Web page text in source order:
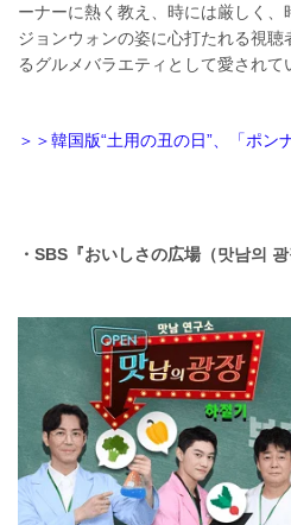
ーナーに熱く教え、時には厳しく、
ジョンウォンの姿に心打たれる視
るグルメバラエティとして愛されて
＞＞韓国版“土用の丑の日”、「ポン
・SBS『おいしさの広場（맛남의